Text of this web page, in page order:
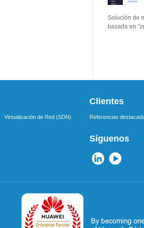
Solución de
basada en
Virtualización de Red (SDN)
Clientes
Referencias
Síguenos